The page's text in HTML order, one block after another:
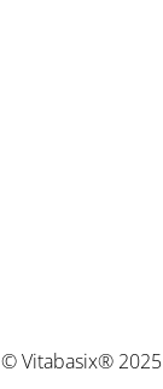
© Vitabasix® 2025